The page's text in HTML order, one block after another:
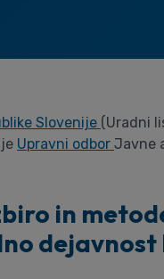
Slovenije (Uradni
Upravni odbor Javne
in
dejavnost